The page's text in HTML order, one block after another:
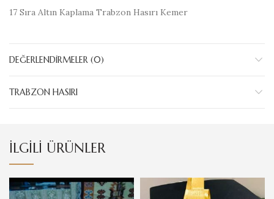
17 Sıra Altın Kaplama Trabzon Hasırı Kemer
DEĞERLENDIRMELER (0)
TRABZON HASIRI
İLGILI ÜRÜNLER